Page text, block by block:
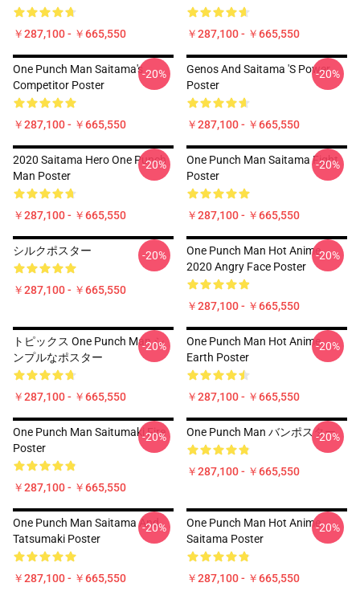
￥287,100 - ￥665,550 ￥287,100 - ￥665,550
One Punch Man Saitama's
Competitor Poster
￥287,100 - ￥665,550
-20%
Genos And Saitama 's Power
Poster
￥287,100 - ￥665,550
-20%
2020 Saitama Hero One Punch
Man Poster
￥287,100 - ￥665,550
-20%
One Punch Man Saitama Fight
Poster
￥287,100 - ￥665,550
-20%
シルクポスター
￥287,100 - ￥665,550
-20%
One Punch Man Hot Anime
2020 Angry Face Poster
￥287,100 - ￥665,550
-20%
トピックス One Punch Man シ
ンプルなポスター
￥287,100 - ￥665,550
-20%
One Punch Man Hot Anime
Earth Poster
￥287,100 - ￥665,550
-20%
One Punch Man Saitumaki Fire
Poster
￥287,100 - ￥665,550
-20% One Punch Man バンポスター
￥287,100 - ￥665,550
-20%
One Punch Man Saitama And
Tatsumaki Poster
￥287,100 - ￥665,550
-20%
One Punch Man Hot Anime
Saitama Poster
￥287,100 - ￥665,550
-20%